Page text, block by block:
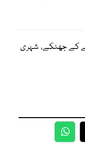
کے جھٹکے، شہری